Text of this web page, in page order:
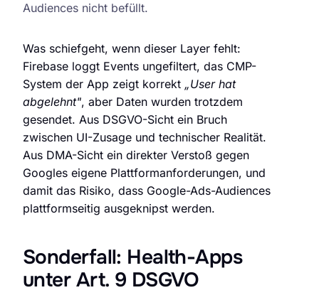
Audiences nicht befüllt.
Was schiefgeht, wenn dieser Layer fehlt:
Firebase loggt Events ungefiltert, das CMP-
System der App zeigt korrekt „User hat
abgelehnt", aber Daten wurden trotzdem
gesendet. Aus DSGVO-Sicht ein Bruch
zwischen UI-Zusage und technischer Realität.
Aus DMA-Sicht ein direkter Verstoß gegen
Googles eigene Plattformanforderungen, und
damit das Risiko, dass Google-Ads-Audiences
plattformseitig ausgeknipst werden.
Sonderfall: Health-Apps
unter Art. 9 DSGVO